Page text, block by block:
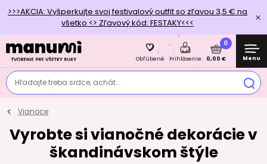
>>>AKCIA: Vyšperkujte svoj festivalový outfit so zľavou 3,5 € na
všetko <> Zľavový kód: FESTAKY<<<
Hľadajte treba srdce, achát...
Obľúbené Prihlásenie
0
0,00 € Menu
Vianoce
Vyrobte si vianočné dekorácie v
škandinávskom štýle